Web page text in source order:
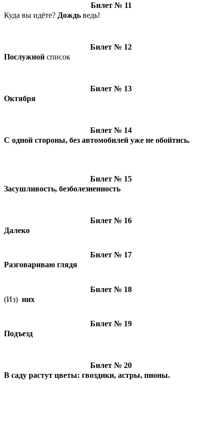
Билет № 11
Куда вы идёте? Дождь ведь!
Билет № 12
Послужной список
Билет № 13
Октября
Билет № 14
С одной стороны, без автомобилей уже не обойтись.
Билет № 15
Засушливость, безболезненность
Билет № 16
Далеко
Билет № 17
Разговариваю глядя
Билет № 18
(Из) них
Билет № 19
Подъезд
Билет № 20
В саду растут цветы: гвоздики, астры, пионы.